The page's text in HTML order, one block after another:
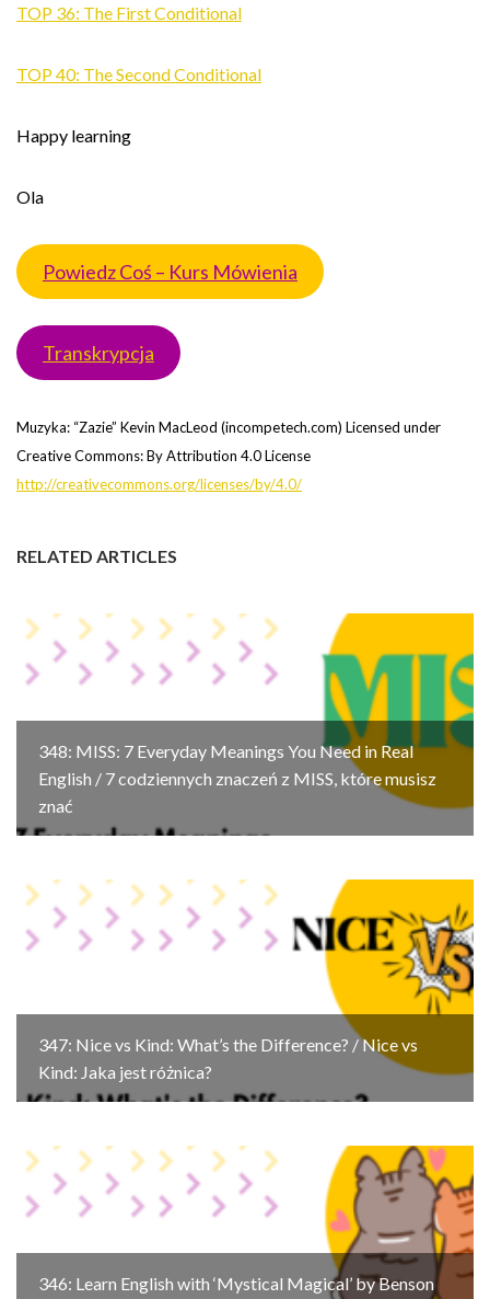
TOP 36: The First Conditional
TOP 40: The Second Conditional
Happy learning
Ola
Powiedz Coś – Kurs Mówienia
Transkrypcja
Muzyka: “Zazie” Kevin MacLeod (incompetech.com) Licensed under
Creative Commons: By Attribution 4.0 License
http://creativecommons.org/licenses/by/4.0/
RELATED ARTICLES
348: MISS: 7 Everyday Meanings You Need in Real
English / 7 codziennych znaczeń z MISS, które musisz
znać
347: Nice vs Kind: What’s the Difference? / Nice vs
Kind: Jaka jest różnica?
346: Learn English with ‘Mystical Magical’ by Benson